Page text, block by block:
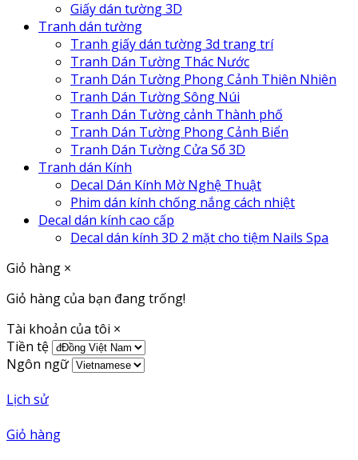
Giấy dán tường 3D
Tranh dán tường
Tranh giấy dán tường 3d trang trí
Tranh Dán Tường Thác Nước
Tranh Dán Tường Phong Cảnh Thiên Nhiên
Tranh Dán Tường Sông Núi
Tranh Dán Tường cảnh Thành phố
Tranh Dán Tường Phong Cảnh Biển
Tranh Dán Tường Cửa Sổ 3D
Tranh dán Kính
Decal Dán Kính Mờ Nghệ Thuật
Phim dán kính chống nắng cách nhiệt
Decal dán kính cao cấp
Decal dán kính 3D 2 mặt cho tiệm Nails Spa
Giỏ hàng ×
Giỏ hàng của bạn đang trống!
Tài khoản của tôi ×
Tiền tệ
Ngôn ngữ
Lịch sử
Giỏ hàng